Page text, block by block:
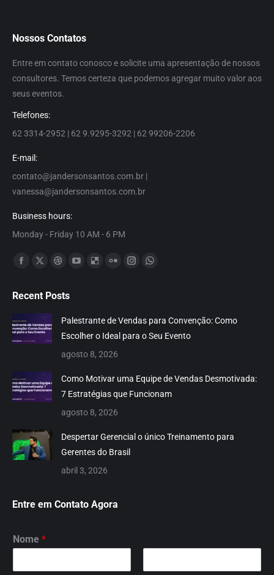
Nossos Contatos
Entre em contato conosco e solicite uma apresentação de nossos
consultores. Temos certeza que podemos agregar muito valor aos
seus eventos.
Telefones:
62 3314-2952 | 62 9.9295-3292 | 62 99206-2206
E-mail:
contato@jandersonsantos.com.br |
vanessa@jandersonsantos.com.br
Business hours:
Monday - Friday 10 AM - 6 PM
Encontre-nos em:
Facebook
opens
in
new
opens
in
new
Dribbble
opens
in
new
in
new
Delicious
in
new
Flickr
in
new
Instagram
in
new
Whatsapp
new
Recent Posts
Palestrante de Vendas para Convenção: Como
Escolher o Ideal para o Seu Evento
agosto 8, 2026
Como Motivar uma Equipe de Vendas Desmotivada:
7 Estratégias que Funcionam
agosto 8, 2026
Despertar Gerencial o único Treinamento para
Gerentes do Brasil
abril 3, 2026
Entre em Contato Agora
Nome *